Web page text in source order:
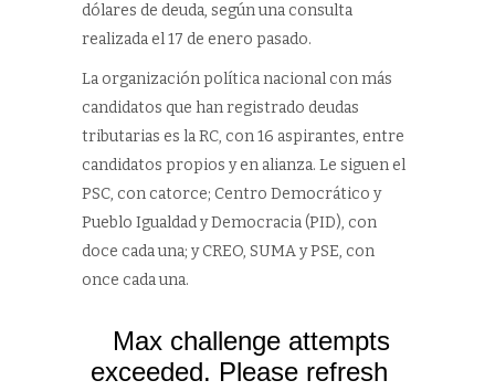
dólares de deuda, según una consulta
realizada el 17 de enero pasado.
La organización política nacional con más
candidatos que han registrado deudas
tributarias es la RC, con 16 aspirantes, entre
candidatos propios y en alianza. Le siguen el
PSC, con catorce; Centro Democrático y
Pueblo Igualdad y Democracia (PID), con
doce cada una; y CREO, SUMA y PSE, con
once cada una.